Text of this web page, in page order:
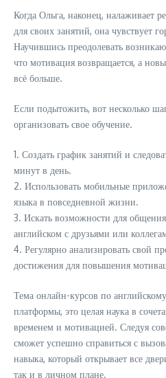
Когда Ольга, наконец, налаживает
для своих занятий, она чувствует
Научившись преодолевать
что мотивация возвращается, а
всё больше.
Если подытожить, вот несколько
организовать свое обучение.
1. Создать график занятий и
минут в день.
2. Использовать мобильные
языка в повседневной жизни.
3. Искать возможности для
английском с друзьями или
4. Регулярно анализировать свой
достижения для повышения
Тема онлайн-курсов по
платформы, это целая наука в
временем и мотивацией. Следуя
сможет успешно справиться с
навыка, который открывает все
так и в личном плане.